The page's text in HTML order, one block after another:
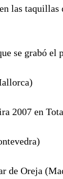
las
se grabó
2007 en
de Oreja